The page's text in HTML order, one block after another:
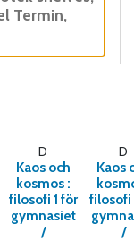
Termin,
shelf browser)
D
Kaos och
kosmos :
filosofi 1 för
gymnasiet
/
D
Kaos
filosofi
/